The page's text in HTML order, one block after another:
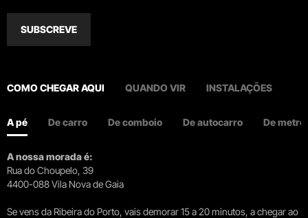
SUBSCREVE
COMO CHEGAR AQUI QUANDO VIR INSTALAÇÕES
A pé De carro De comboio De autocarro De metro
A nossa morada é:
Rua do Choupelo, 39
4400-088 Vila Nova de Gaia
Se vens da Ribeira do Porto, vais demorar 15 a 20 minutos, a chegar ao